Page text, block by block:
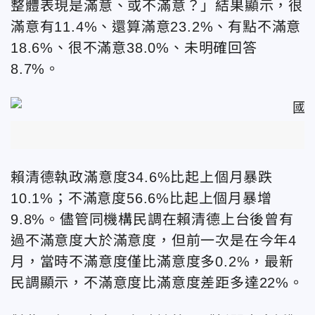
整體表現是滿意、或不滿意？」結果顯示，很
滿意有11.4%、還算滿意23.2%、有點不滿意
18.6%、很不滿意38.0%、未明確回答
8.7%。
賴清德執政滿意度34.6%比起上個月暴跌
10.1%；不滿意度56.6%比起上個月暴增
9.8%。儘管同機構民調在賴清德上台後曾有
過不滿意度大於滿意度，但前一次是在今年4
月，當時不滿意度僅比滿意度多0.2%，最新
民調顯示，不滿意度比滿意度差距多達22%。